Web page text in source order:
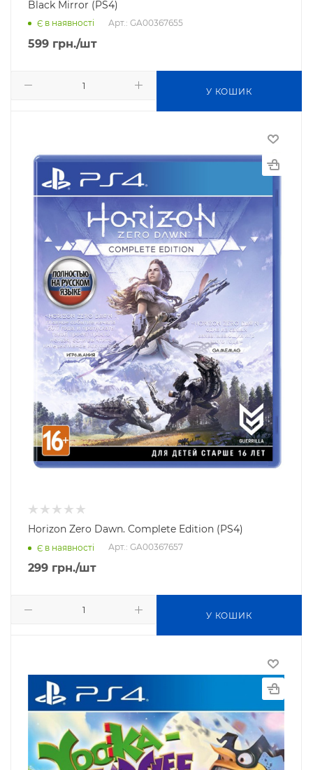
Black Mirror (PS4)
Є в наявності Арт.: GA00367655
599 грн./шт
У КОШИК
Horizon Zero Dawn. Complete Edition (PS4)
Є в наявності Арт.: GA00367657
299 грн./шт
У КОШИК